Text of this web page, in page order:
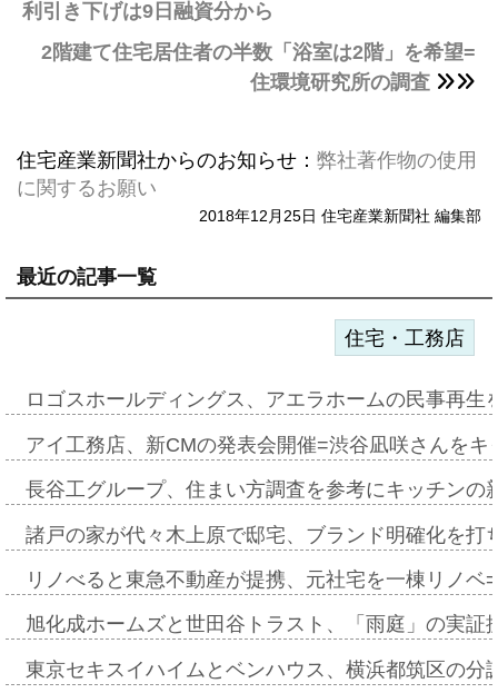
利引き下げは9日融資分から
2階建て住宅居住者の半数「浴室は2階」を希望=
住環境研究所の調査
住宅産業新聞社からのお知らせ： 弊社著作物の使用
に関するお願い
2018年12月25日 住宅産業新聞社 編集部
最近の記事一覧
住宅・工務店
ロゴスホールディングス、アエラホームの民事再
アイ工務店、新CMの発表会開催=渋谷凪咲さんを
長谷工グループ、住まい方調査を参考にキッチン
諸戸の家が代々木上原で邸宅、ブランド明確化を
リノべると東急不動産が提携、元社宅を一棟リノ
旭化成ホームズと世田谷トラスト、「雨庭」の実
東京セキスイハイムとベンハウス、横浜都筑区の